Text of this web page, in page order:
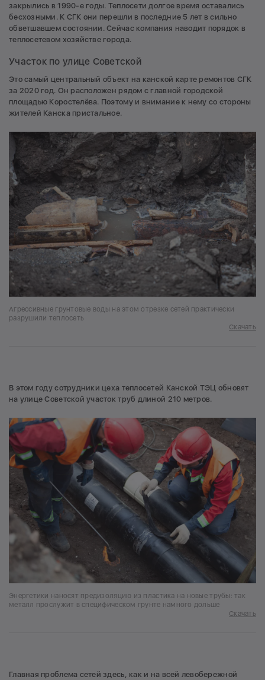
закрылись в 1990-е годы. Теплосети долгое время оставались
бесхозными. К СГК они перешли в последние 5 лет в сильно
обветшавшем состоянии. Сейчас компания наводит порядок в
теплосетевом хозяйстве города.
Участок по улице Советской
Это самый центральный объект на канской карте ремонтов СГК
за 2020 год. Он расположен рядом с главной городской
площадью Коростелёва. Поэтому и внимание к нему со стороны
жителей Канска пристальное.
Агрессивные грунтовые воды на этом отрезке сетей практически
разрушили теплосеть
Скачать
В этом году сотрудники цеха теплосетей Канской ТЭЦ обновят
на улице Советской участок труб длиной 210 метров.
Энергетики наносят предизоляцию из пластика на новые трубы: так
металл прослужит в специфическом грунте намного дольше
Скачать
Главная проблема сетей здесь, как и на всей левобережной